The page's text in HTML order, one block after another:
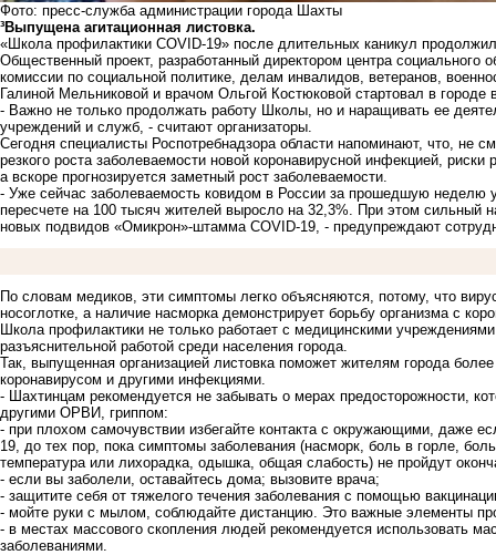
Фото: пресс-служба администрации города Шахты
³Выпущена агитационная листовка.
«Школа профилактики COVID-19» после длительных каникул
Общественный проект, разработанный директором центра
комиссии по социальной политике, делам инвалидов, ветеранов,
Галиной Мельниковой и врачом Ольгой Костюковой стартовал в городе
- Важно не только продолжать работу Школы, но и наращивать ее
учреждений и служб, - считают организаторы.
Сегодня специалисты Роспотребнадзора области напоминают, что, не
резкого роста заболеваемости новой коронавирусной инфекцией,
а вскоре прогнозируется заметный рост заболеваемости.
- Уже сейчас заболеваемость ковидом в России за прошедшую неделю
пересчете на 100 тысяч жителей выросло на 32,3%. При этом сильный
новых подвидов «Омикрон»-штамма COVID-19, - предупреждают
По словам медиков, эти симптомы легко объясняются, потому, что
носоглотке, а наличие насморка демонстрирует борьбу организма с
Школа профилактики не только работает с медицинскими
разъяснительной работой среди населения города.
Так, выпущенная организацией листовка поможет жителям города
коронавирусом и другими инфекциями.
- Шахтинцам рекомендуется не забывать о мерах предосторожности,
другими ОРВИ, гриппом:
- при плохом самочувствии избегайте контакта с окружающими, даже
19, до тех пор, пока симптомы заболевания (насморк, боль в горле,
температура или лихорадка, одышка, общая слабость) не пройдут
- если вы заболели, оставайтесь дома; вызовите врача;
- защитите себя от тяжелого течения заболевания с помощью
- мойте руки с мылом, соблюдайте дистанцию. Это важные элементы
- в местах массового скопления людей рекомендуется использовать
заболеваниями.